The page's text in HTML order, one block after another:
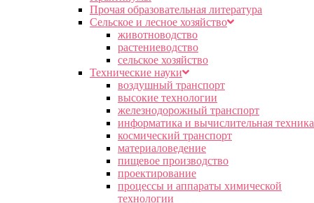
Прочая образовательная литература
Сельское и лесное хозяйство
животноводство
растениеводство
сельское хозяйство
Технические науки
воздушный транспорт
высокие технологии
железнодорожный транспорт
информатика и вычислительная техника
космический транспорт
материаловедение
пищевое производство
проектирование
процессы и аппараты химической
технологии